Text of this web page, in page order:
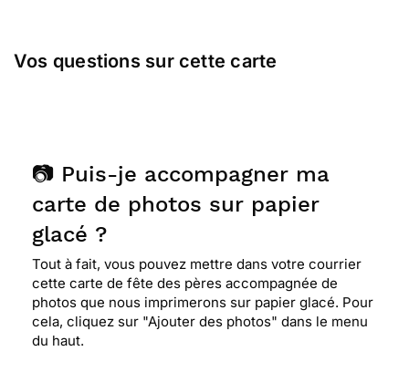
Vos questions sur cette carte
📷 Puis-je accompagner ma
carte de photos sur papier
glacé ?
Tout à fait, vous pouvez mettre dans votre courrier
cette carte de fête des pères accompagnée de
photos que nous imprimerons sur papier glacé. Pour
cela, cliquez sur "Ajouter des photos" dans le menu
du haut.